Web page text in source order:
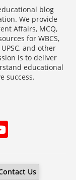
blog
We provide
Affairs, MCQ,
for WBCS,
UPSC, and other
is to deliver
educational
success.
Us